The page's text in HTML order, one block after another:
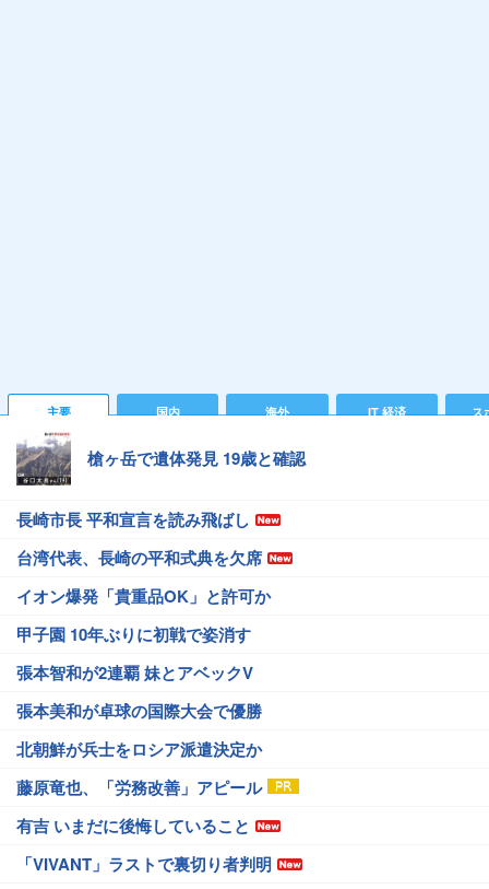
主要 国内 海外 IT 経済 ス
槍ヶ岳で遺体発見 19歳と確認
長崎市長 平和宣言を読み飛ばし
台湾代表、長崎の平和式典を欠席
イオン爆発「貴重品OK」と許可か
甲子園 10年ぶりに初戦で姿消す
張本智和が2連覇 妹とアベックV
張本美和が卓球の国際大会で優勝
北朝鮮が兵士をロシア派遣決定か
藤原竜也、「労務改善」アピール
有吉 いまだに後悔していること
「VIVANT」ラストで裏切り者判明